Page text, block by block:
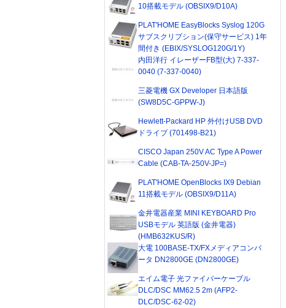
10搭載モデル (OBSIX9/D10A)
PLAT'HOME EasyBlocks Syslog 120G
サブスクリプション(保守サービス) 1年
間付き (EBIX/SYSLOG120G/1Y)
内田洋行 イレーザーFB型(大) 7-337-
0040 (7-337-0040)
三菱電機 GX Developer 日本語版
(SW8D5C-GPPW-J)
Hewlett-Packard HP 外付けUSB DVD
ドライブ (701498-B21)
CISCO Japan 250V AC Type A Power
Cable (CAB-TA-250V-JP=)
PLAT'HOME OpenBlocks IX9 Debian
11搭載モデル (OBSIX9/D11A)
金井電器産業 MINI KEYBOARD Pro
USBモデル 英語版 (金井電器)
(HMB632KUS/R)
大電 100BASE-TX/FXメディアコンバ
ータ DN2800GE (DN2800GE)
エイム電子 光ファイバーケーブル
DLC/DSC MM62.5 2m (AFP2-
DLC/DSC-62-02)